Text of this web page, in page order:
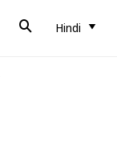
Hindi